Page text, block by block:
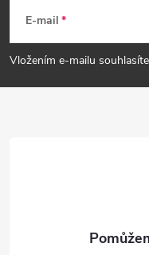
p
a
E-mail
Vložením e-mailu